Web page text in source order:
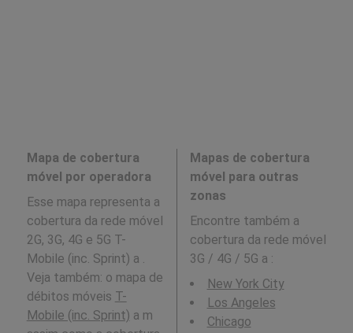
Mapa de cobertura
móvel por operadora
Esse mapa representa a
cobertura da rede móvel
2G, 3G, 4G e 5G T-
Mobile (inc. Sprint) a .
Veja também: o mapa de
débitos móveis T-
Mobile (inc. Sprint) a m
Mapas de cobertura
móvel para outras
zonas
Encontre também a
cobertura da rede móvel
3G / 4G / 5G a :
New York City
Los Angeles
Chicago